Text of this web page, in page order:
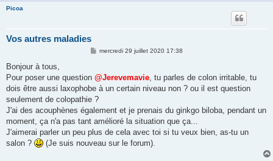
Picoa
Vos autres maladies
M
a
g
mercredi 29 juillet 2020 17:38
Bonjour à tous,
Pour poser une question @Jerevemavie , tu parles de colon irritable, tu
dois être aussi laxophobe à un certain niveau non ? ou il est question
seulement de colopathie ?
J'ai des acouphènes également et je prenais du ginkgo biloba, pendant un
moment, ça n'a pas tant amélioré la situation que ça...
J'aimerai parler un peu plus de cela avec toi si tu veux bien, as-tu un
salon ?
(Je suis nouveau sur le forum).